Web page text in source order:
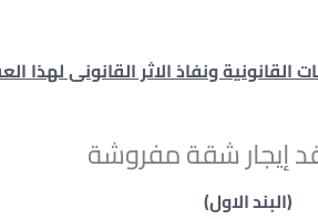
القانونية ونفاذ الاثر القانونى لهذا
إيجار شقة مفروشة
(البند الاول)